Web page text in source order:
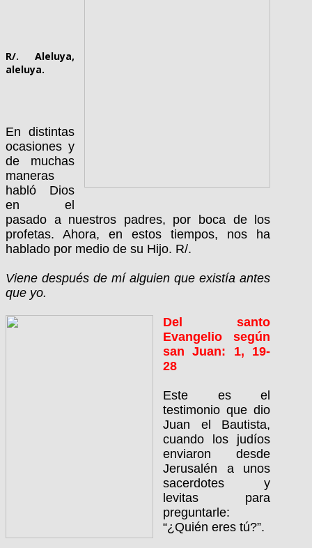
R/. Aleluya,
aleluya.
En distintas
ocasiones y
de muchas
maneras
habló Dios
en el
pasado a nuestros padres, por boca de los
profetas. Ahora, en estos tiempos, nos ha
hablado por medio de su Hijo. R/.
Viene después de mí alguien que existía antes
que yo.
Del santo
Evangelio según
san Juan: 1, 19-
28
Este es el
testimonio que dio
Juan el Bautista,
cuando los judíos
enviaron desde
Jerusalén a unos
sacerdotes y
levitas para
preguntarle:
“¿Quién eres tú?”.